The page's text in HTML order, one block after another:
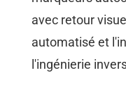
avec retour
automatisé et
l'ingénierie